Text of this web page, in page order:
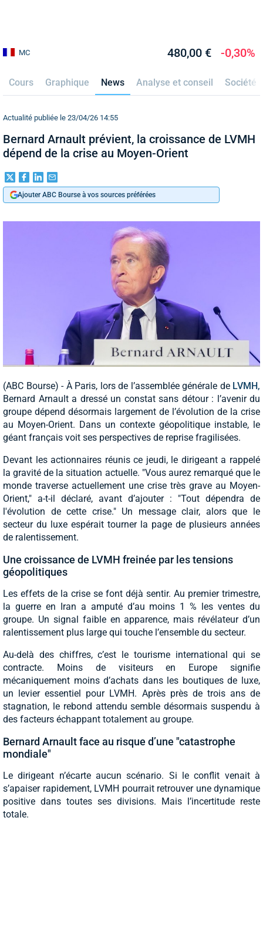
MC 480,00 € -0,30%
Cours Graphique News Analyse et conseil Société
Actualité publiée le 23/04/26 14:55
Bernard Arnault prévient, la croissance de LVMH
dépend de la crise au Moyen-Orient
Ajouter ABC Bourse à vos sources préférées
(ABC Bourse) - À Paris, lors de l’assemblée générale de LVMH,
Bernard Arnault a dressé un constat sans détour : l’avenir du
groupe dépend désormais largement de l’évolution de la crise
au Moyen-Orient. Dans un contexte géopolitique instable, le
géant français voit ses perspectives de reprise fragilisées.
Devant les actionnaires réunis ce jeudi, le dirigeant a rappelé
la gravité de la situation actuelle. "Vous aurez remarqué que le
monde traverse actuellement une crise très grave au Moyen-
Orient," a-t-il déclaré, avant d’ajouter : "Tout dépendra de
l'évolution de cette crise." Un message clair, alors que le
secteur du luxe espérait tourner la page de plusieurs années
de ralentissement.
Une croissance de LVMH freinée par les tensions
géopolitiques
Les effets de la crise se font déjà sentir. Au premier trimestre,
la guerre en Iran a amputé d’au moins 1 % les ventes du
groupe. Un signal faible en apparence, mais révélateur d’un
ralentissement plus large qui touche l’ensemble du secteur.
Au-delà des chiffres, c’est le tourisme international qui se
contracte. Moins de visiteurs en Europe signifie
mécaniquement moins d’achats dans les boutiques de luxe,
un levier essentiel pour LVMH. Après près de trois ans de
stagnation, le rebond attendu semble désormais suspendu à
des facteurs échappant totalement au groupe.
Bernard Arnault face au risque d’une "catastrophe
mondiale"
Le dirigeant n’écarte aucun scénario. Si le conflit venait à
s’apaiser rapidement, LVMH pourrait retrouver une dynamique
positive dans toutes ses divisions. Mais l’incertitude reste
totale.